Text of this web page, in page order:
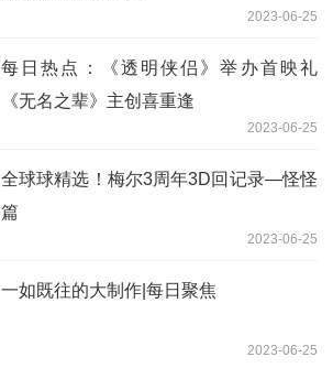
2023-06-25
每日热点：《透明侠侣》举办首映礼
《无名之辈》主创喜重逢
2023-06-25
全球球精选！梅尔3周年3D回记录—怪怪
篇
2023-06-25
一如既往的大制作|每日聚焦
2023-06-25